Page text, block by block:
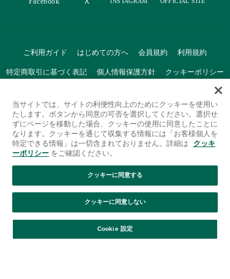
絞り込み 並び替え
ご利用ガイド はじめての方へ 会員規約 利用規約
特定商取引に基づく表記 個人情報保護方針 クッキーポリシー
Afternoon Tea(アフタヌーンティー)公式オンラインストアで
は、
キッチン・ダイニングなどの生活雑貨、紅茶・焼き菓子など、
毎日新商品をご用意しています。
当サイトでは、サイトの利便性向上のためにクッキーを使用い
たします。ボタンから同意の可否を選択してください。選択せ
ずにページを移動した場合、クッキーの使用に同意したことに
なります。クッキーを通じて収集する情報には「お客様個人を
特定できる情報」は一切含まれておりません。詳細は
クッキ
ーポリシー をご確認ください。
Cookie 設定
クッキーに同意しない
クッキーに同意する